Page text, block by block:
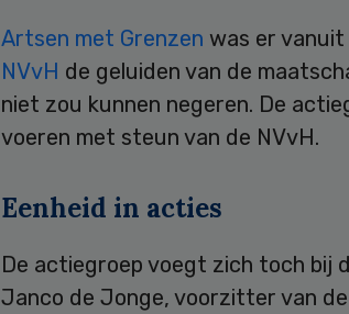
Artsen met Grenzen was er
NVvH de geluiden van de
niet zou kunnen negeren. De
voeren met steun van de NVvH.
Eenheid in acties
De actiegroep voegt zich toch bij
Janco de Jonge, voorzitter van